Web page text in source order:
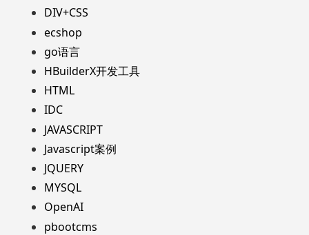
DIV+CSS
ecshop
go语言
HBuilderX开发工具
HTML
IDC
JAVASCRIPT
Javascript案例
JQUERY
MYSQL
OpenAI
pbootcms